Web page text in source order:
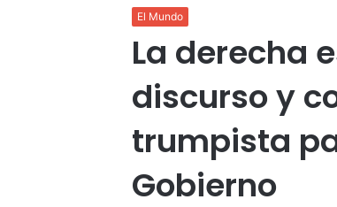
El Mundo
La derecha
discurso y
trumpista
Gobierno